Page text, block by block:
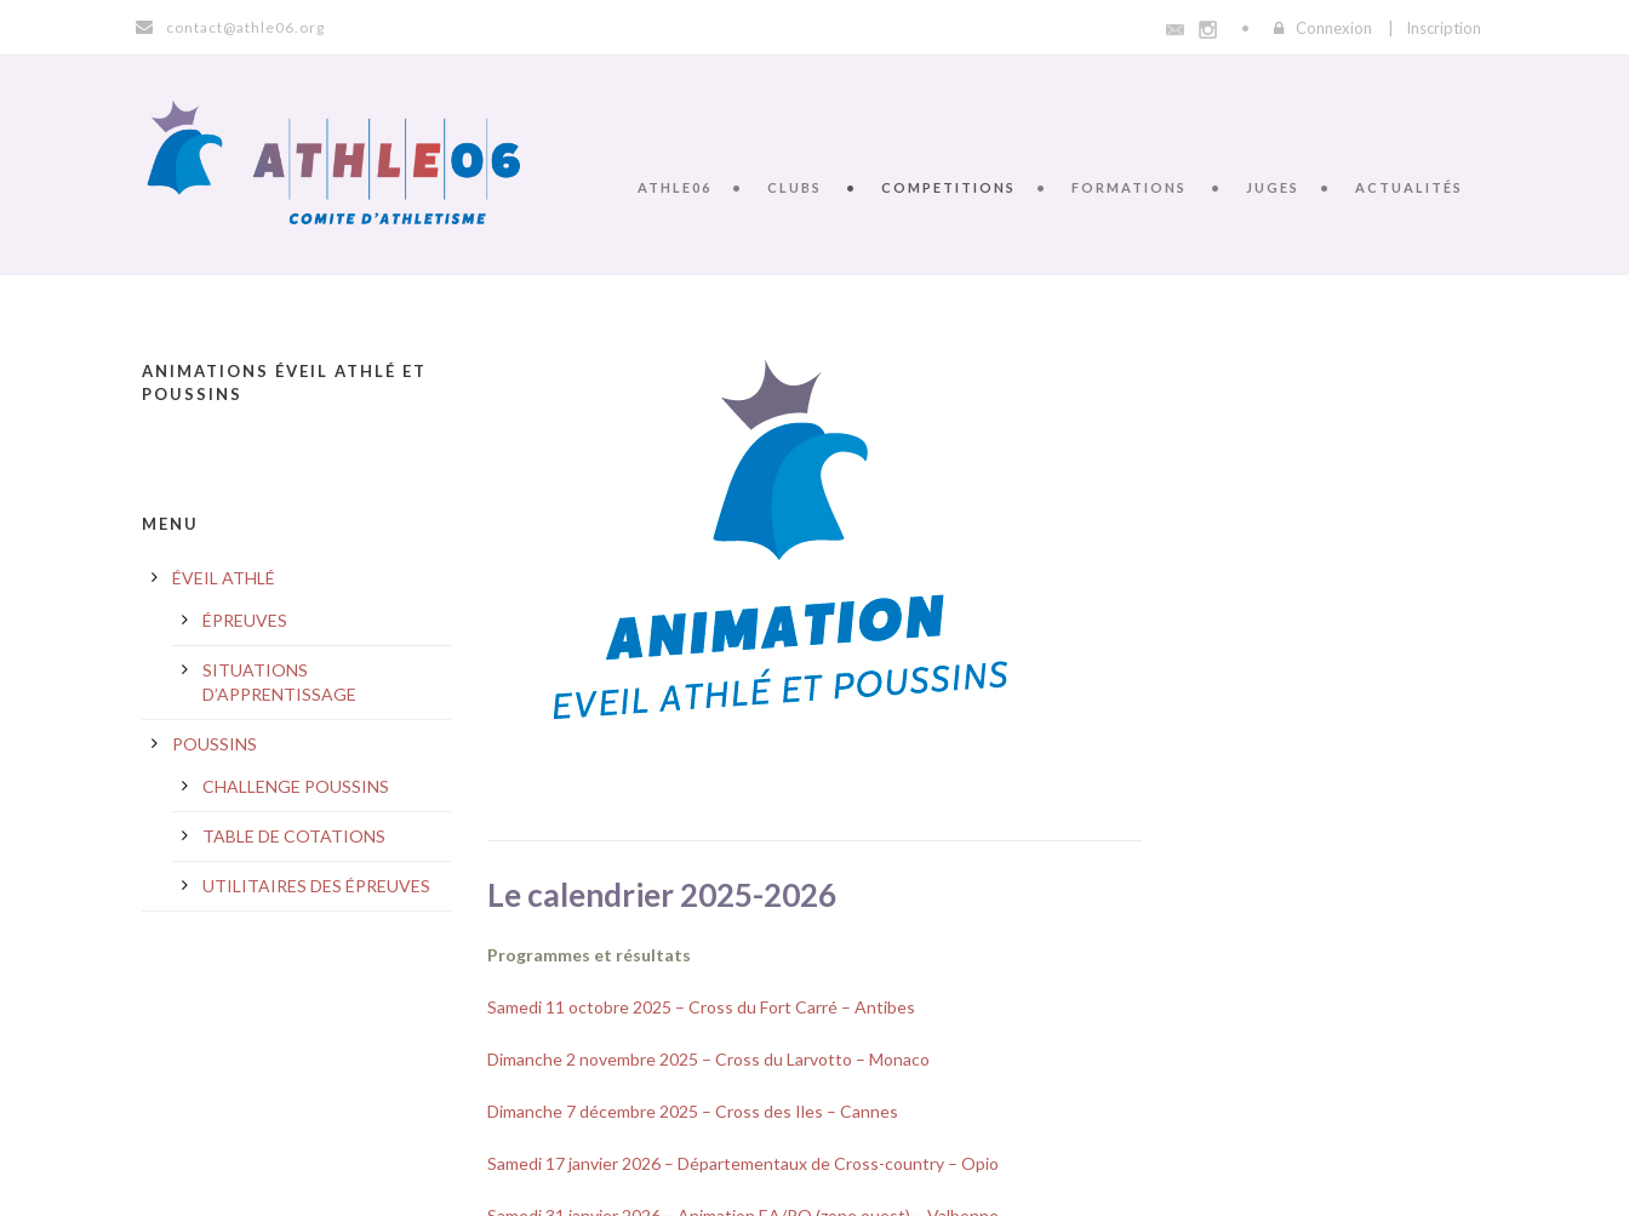
contact@athle06.org Connexion Inscription
ATHLE06 CLUBS COMPETITIONS FORMATIONS JUGES ACTUALITÉS
Le calendrier 2025-2026
Programmes et résultats
Samedi 11 octobre 2025 – Cross du Fort Carré – Antibes
Dimanche 2 novembre 2025 – Cross du Larvotto – Monaco
Dimanche 7 décembre 2025 – Cross des Iles – Cannes
Samedi 17 janvier 2026 – Départementaux de Cross-country – Opio
ANIMATIONS ÉVEIL ATHLÉ ET
POUSSINS
MENU
ÉVEIL ATHLÉ
ÉPREUVES
SITUATIONS
D’APPRENTISSAGE
POUSSINS
CHALLENGE POUSSINS
TABLE DE COTATIONS
UTILITAIRES DES ÉPREUVES